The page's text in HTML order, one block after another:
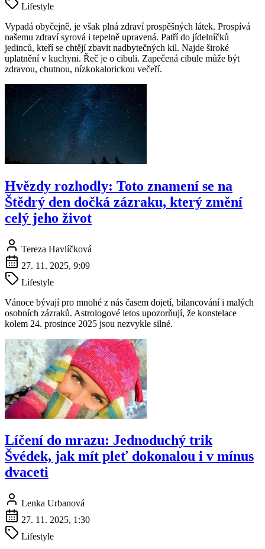
Lifestyle
Vypadá obyčejně, je však plná zdraví prospěšných látek. Prospívá
našemu zdraví syrová i tepelně upravená. Patří do jídelníčků
jedinců, kteří se chtějí zbavit nadbytečných kil. Najde široké
uplatnění v kuchyni. Řeč je o cibuli. Zapečená cibule může být
zdravou, chutnou, nízkokalorickou večeří.
Hvězdy rozhodly: Toto znamení se na
Štědrý den dočká zázraku, který změní
celý jeho život
Tereza Havlíčková
27. 11. 2025, 9:09
Lifestyle
Vánoce bývají pro mnohé z nás časem dojetí, bilancování i malých
osobních zázraků. Astrologové letos upozorňují, že konstelace
kolem 24. prosince 2025 jsou nezvykle silné.
Líčení do mrazu: Jednoduchý trik
Švédek, jak mít pleť dokonalou i v mínus
dvaceti
Lenka Urbanová
27. 11. 2025, 1:30
Lifestyle